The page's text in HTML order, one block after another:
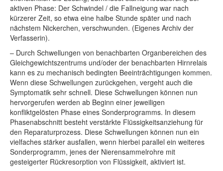
aktiven Phase: Der Schwindel / die Fallneigung war nach
kürzerer Zeit, so etwa eine halbe Stunde später und nach
nächstem Nickerchen, verschwunden. (Eigenes Archiv der
Verfasserin).
– Durch Schwellungen von benachbarten Organbereichen des
Gleichgewichtszentrums und/oder der benachbarten Hirnrelais
kann es zu mechanisch bedingten Beeinträchtigungen kommen.
Wenn diese Schwellungen zurückgehen, vergeht auch die
Symptomatik sehr schnell. Diese Schwellungen können nun
hervorgerufen werden ab Beginn einer jeweiligen
konfliktgelösten Phase eines Sonderprogramms. In diesem
Phasenabschnitt besteht verstärkte Flüssigkeitsanziehung für
den Reparaturprozess. Diese Schwellungen können nun ein
vielfaches stärker ausfallen, wenn hierbei parallel ein weiteres
Sonderprogramm, jenes der Nierensammelrohre mit
gesteigerter Rückresorption von Flüssigkeit, aktiviert ist.